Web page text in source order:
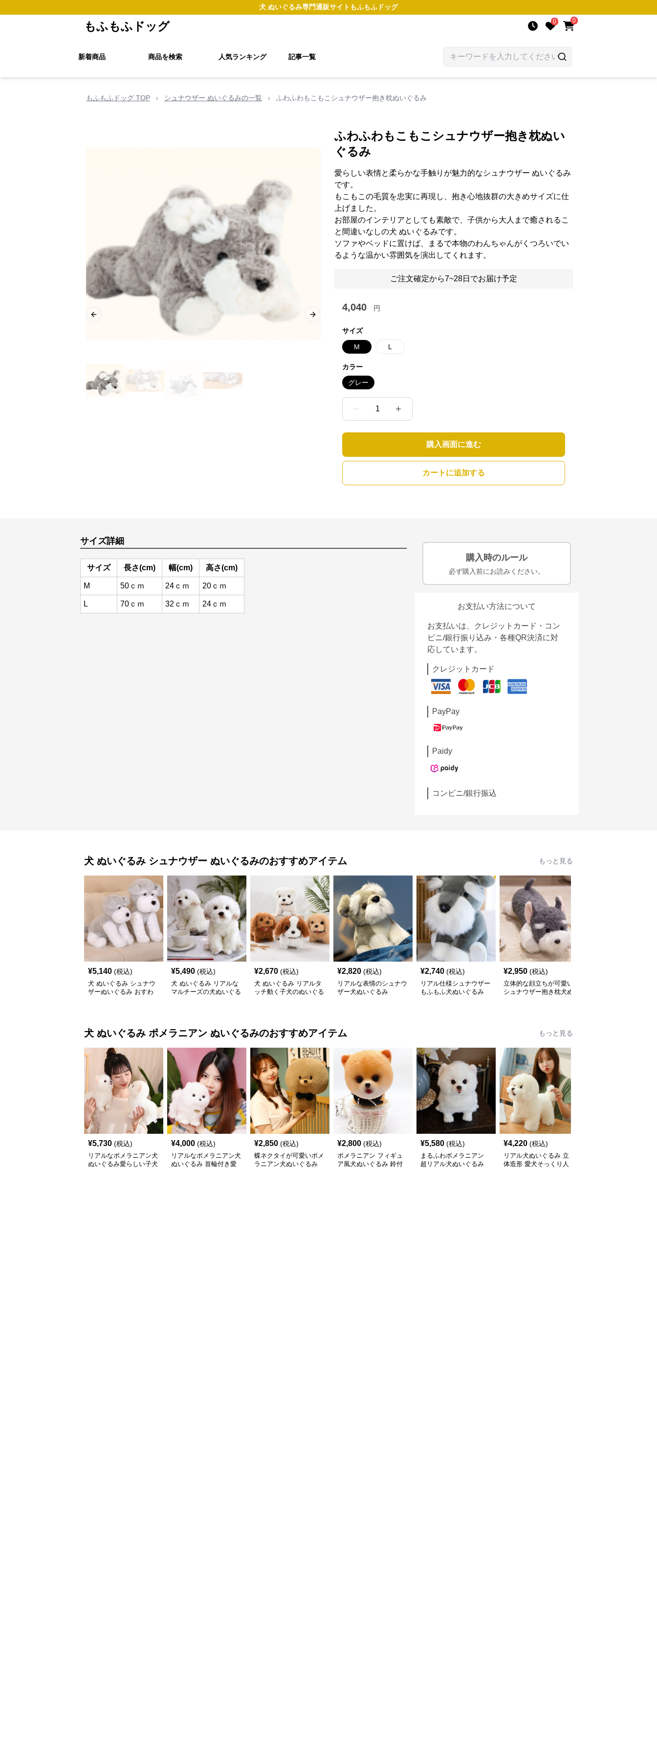
犬 ぬいぐるみ専門通販サイト もふもふドッグ
もふもふドッグ 0 0
新着商品 商品を検索 人気ランキング 記事一覧
もふもふドッグ TOP › シュナウザー ぬいぐるみの一覧 › ふわふわもこもこシュナウザー抱き枕ぬいぐるみ
Previous slide Next slide
ふわふわもこもこシュナウザー抱き枕ぬい
ぐるみ
愛らしい表情と柔らかな手触りが魅力的なシュナウザー ぬいぐるみ
です。
もこもこの毛質を忠実に再現し、抱き心地抜群の大きめサイズに仕
上げました。
お部屋のインテリアとしても素敵で、子供から大人まで癒されるこ
と間違いなしの犬 ぬいぐるみです。
ソファやベッドに置けば、まるで本物のわんちゃんがくつろいでい
るような温かい雰囲気を演出してくれます。
ご注文確定から7~28日でお届け予定
4,040 円
サイズ
M L
カラー
グレー
1
購入画面に進む
カートに追加する
サイズ詳細
サイズ 長さ(cm) 幅(cm) 高さ(cm)
M 50ｃｍ 24ｃｍ 20ｃｍ
L 70ｃｍ 32ｃｍ 24ｃｍ
購入時のルール
必ず購入前にお読みください。
お支払い方法について
お支払いは、クレジットカード・コン
ビニ/銀行振り込み・各種QR決済に対
応しています。
クレジットカード
PayPay
Paidy
コンビニ/銀行振込
犬 ぬいぐるみ シュナウザー ぬいぐるみのおすすめアイテム もっと見る
¥5,140 (税込)
犬 ぬいぐるみ シュナウ
ザーぬいぐるみ おすわ
¥5,490 (税込)
犬 ぬいぐるみ リアルな
マルチーズの犬ぬいぐる
¥2,670 (税込)
犬 ぬいぐるみ リアルタ
ッチ動く子犬のぬいぐる
¥2,820 (税込)
リアルな表情のシュナウ
ザー犬ぬいぐるみ
¥2,740 (税込)
リアル仕様シュナウザー
もふもふ犬ぬいぐるみ
¥2,950 (税込)
立体的な顔立ちが可愛い
シュナウザー抱き枕犬ぬ
犬 ぬいぐるみ ポメラニアン ぬいぐるみのおすすめアイテム もっと見る
¥5,730 (税込)
リアルなポメラニアン犬
ぬいぐるみ愛らしい子犬
¥4,000 (税込)
リアルなポメラニアン犬
ぬいぐるみ 首輪付き愛
¥2,850 (税込)
蝶ネクタイが可愛いポメ
ラニアン犬ぬいぐるみ
¥2,800 (税込)
ポメラニアン フィギュ
ア風犬ぬいぐるみ 鈴付
¥5,580 (税込)
まるふわポメラニアン
超リアル犬ぬいぐるみ
¥4,220 (税込)
リアル犬ぬいぐるみ 立
体造形 愛犬そっくり人